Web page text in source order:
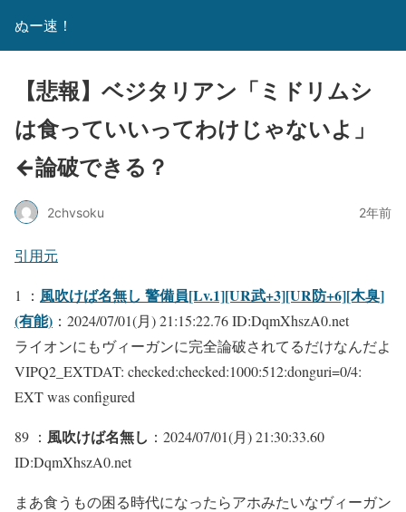
ぬー速！
【悲報】ベジタリアン「ミドリムシ
は食っていいってわけじゃないよ」
←論破できる？
2chvsoku 2年前
引用元
1 ： 風吹けば名無し 警備員[Lv.1][UR武+3][UR防+6][木臭]
(有能) ：2024/07/01(月) 21:15:22.76 ID:DqmXhszA0.net
ライオンにもヴィーガンに完全論破されてるだけなんだよ
VIPQ2_EXTDAT: checked:checked:1000:512:donguri=0/4:
EXT was configured
89 ： 風吹けば名無し ：2024/07/01(月) 21:30:33.60
ID:DqmXhszA0.net
まあ食うもの困る時代になったらアホみたいなヴィーガン